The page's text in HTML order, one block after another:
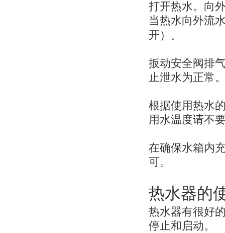
打开热水。向
当热水向外流
开）。
扳动安全阀排
止泄水为正常
根据使用热水
用水温度请不
在确保水箱内
可。
热水器的
热水器有很好
停止和启动。